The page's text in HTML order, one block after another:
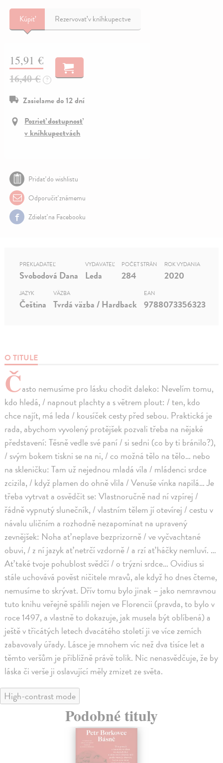
Kúpiť Rezervovať v kníhkupectve
15,91 €
16,40 € ?
Zasielame do 12 dní
Pozrieť dostupnosť
v kníhkupectvách
Pridať do wishlistu
Odporučiť známemu
Zdielať na Facebooku
O TITULE
Často nemusíme pro lásku chodit daleko: Nevelím tomu,
kdo hledá, / napnout plachty a s větrem plout: / ten, kdo
chce najít, má leda / kousíček cesty před sebou. Praktická je
rada, abychom vyvolený protějšek pozvali třeba na nějaké
představení: Těsně vedle své paní / si sedni (co by ti bránilo?),
/ svým bokem tiskni se na ni, / co možná tělo na tělo… nebo
na skleničku: Tam už nejednou mladá víla / mládenci srdce
zcizila, / když plamen do ohně vlila / Venuše vínka napilá… Je
třeba vytrvat a osvědčit se: Vlastnoručně nad ní vzpírej /
řádně vypnutý slunečník, / vlastním tělem jí otevírej / cestu v
návalu uličním a rozhodně nezapomínat na upravený
zevnějšek: Noha ať neplave bezprizorně / ve vyčvachtané
obuvi, / z ní jazyk ať netrčí vzdorně / a rzí ať háčky nemluví. …
Ať také tvoje pohublost svědčí / o trýzni srdce… Ovidius si
stále uchovává pověst ničitele mravů, ale když ho dnes čteme,
nemusíme to skrývat. Dřív tomu bylo jinak – jako nemravnou
tuto knihu veřejně spálili nejen ve Florencii (pravda, to bylo v
roce 1497, a vlastně to dokazuje, jak musela být oblíbená) a
ještě v třicátých letech dvacátého století ji ve více zemích
zabavovaly úřady. Lásce je mnohem víc než dva tisíce let a
těmto veršům je přibližně právě tolik. Nic nenasvědčuje, že by
láska či verše ji oslavující měly zmizet ze světa.
PREKLADATEĽ
Svobodová Dana
VYDAVATEĽ
Leda
POČET STRÁN
284
ROK VYDANIA
2020
JAZYK
Čeština
VÄZBA
Tvrdá väzba / Hardback
EAN
9788073356323
High-contrast mode
Podobné tituly